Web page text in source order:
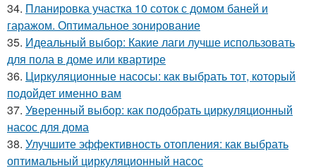
34. Планировка участка 10 соток с домом баней и
гаражом. Оптимальное зонирование
35. Идеальный выбор: Какие лаги лучше использовать
для пола в доме или квартире
36. Циркуляционные насосы: как выбрать тот, который
подойдет именно вам
37. Уверенный выбор: как подобрать циркуляционный
насос для дома
38. Улучшите эффективность отопления: как выбрать
оптимальный циркуляционный насос